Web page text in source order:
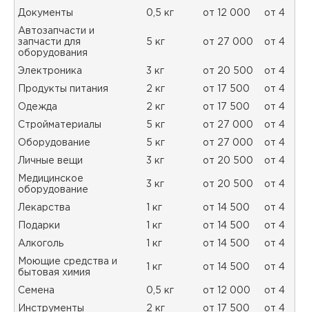
Документы 0,5 кг от 12 000 от 4
Автозапчасти и
запчасти для
оборудования
5 кг от 27 000 от 4
Электроника 3 кг от 20 500 от 4
Продукты питания 2 кг от 17 500 от 4
Одежда 2 кг от 17 500 от 4
Стройматериалы 5 кг от 27 000 от 4
Оборудование 5 кг от 27 000 от 4
Личные вещи 3 кг от 20 500 от 4
Медицинское
оборудование
3 кг от 20 500 от 4
Лекарства 1 кг от 14 500 от 4
Подарки 1 кг от 14 500 от 4
Алкоголь 1 кг от 14 500 от 4
Моющие средства и
бытовая химия
1 кг от 14 500 от 4
Семена 0,5 кг от 12 000 от 4
Инструменты 2 кг от 17 500 от 4